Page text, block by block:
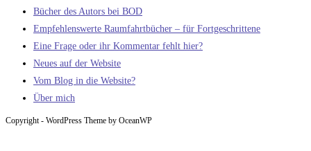
Bücher des Autors bei BOD
Empfehlenswerte Raumfahrtbücher – für Fortgeschrittene
Eine Frage oder ihr Kommentar fehlt hier?
Neues auf der Website
Vom Blog in die Website?
Über mich
Copyright - WordPress Theme by OceanWP